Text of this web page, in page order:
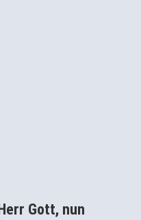
Gott, nun